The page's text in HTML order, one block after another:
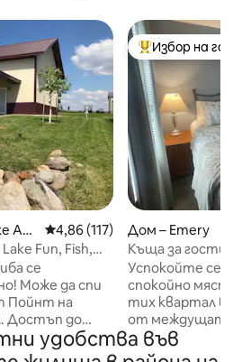
An
Средна оценка: 4,86 от 5,
4,86 (117)
Fun, Fish,
се
Може да спи
Пойнт на
Достъп до
на по -
плаж,
Най-популярен
Избор на
Дом – Emery
Къща за гости
Успокойте се в
спокойно място
тих квартал в
от
този дом
удобства на по
удобства във